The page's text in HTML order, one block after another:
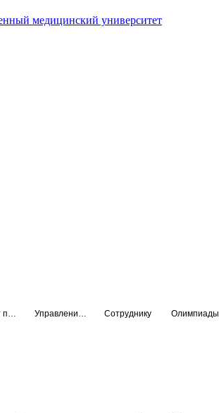
медицинский университет
Сотруднику Олимпиады